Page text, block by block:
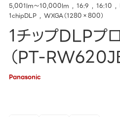
5,001lm～10,000lm 16:9 16:10
1chipDLP
WXGA（1280×800）
1チップDLPプ
（PT-
Panasonic